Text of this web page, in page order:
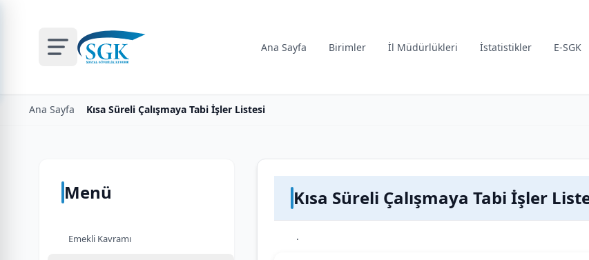
Ana Sayfa Birimler İl Müdürlükleri İstatistikler E-SGK
Ana Sayfa Kısa Süreli Çalışmaya Tabi İşler Listesi
Menü
Emekli Kavramı
Kısa Süreli Çalışmaya Tabi İşler
.